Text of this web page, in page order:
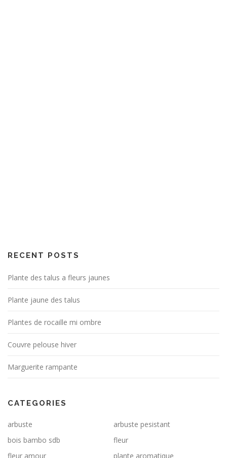
RECENT POSTS
Plante des talus a fleurs jaunes
Plante jaune des talus
Plantes de rocaille mi ombre
Couvre pelouse hiver
Marguerite rampante
CATEGORIES
arbuste
arbuste pesistant
bois bambo sdb
fleur
fleur amour
plante aromatique